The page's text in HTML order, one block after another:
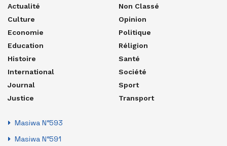
Actualité
Culture
Economie
Education
Histoire
International
Journal
Justice
Non Classé
Opinion
Politique
Réligion
Santé
Société
Sport
Transport
Masiwa N°593
Masiwa N°591